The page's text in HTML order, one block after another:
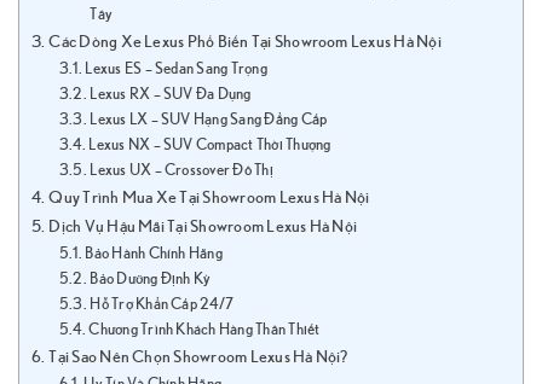
Tây
Các Dòng Xe Lexus Phổ Biến Tại Showroom Lexus Hà Nội
Lexus ES – Sedan Sang Trọng
Lexus RX – SUV Đa Dụng
Lexus LX – SUV Hạng Sang Đẳng Cấp
Lexus NX – SUV Compact Thời Thượng
Lexus UX – Crossover Đô Thị
Quy Trình Mua Xe Tại Showroom Lexus Hà Nội
Dịch Vụ Hậu Mãi Tại Showroom Lexus Hà Nội
Bảo Hành Chính Hãng
Bảo Dưỡng Định Kỳ
Hỗ Trợ Khẩn Cấp 24/7
Chương Trình Khách Hàng Thân Thiết
Tại Sao Nên Chọn Showroom Lexus Hà Nội?